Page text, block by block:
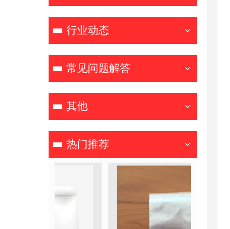
行业动态
常见问题解答
其他
热门推荐